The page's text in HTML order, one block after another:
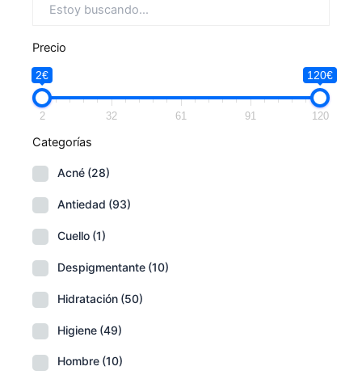
Precio
2€ 120€
2 32 61 91 120
Categorías
Acné (28)
Antiedad (93)
Cuello (1)
Despigmentante (10)
Hidratación (50)
Higiene (49)
Hombre (10)